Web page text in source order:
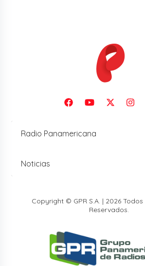
Radio Panamericana
Noticias
Copyright © GPR S.A. | 2026
Reservados.